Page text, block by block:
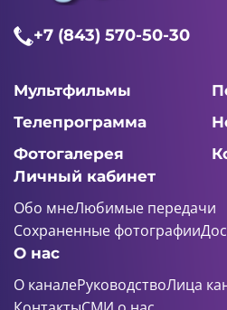
+7 (843) 570-50-30
Мультфильмы
Телепрограмма
Фотогалерея
Личный кабинет
Обо мнеЛюбимые передачи
Сохраненные фотографии
О нас
О каналеРуководствоЛица